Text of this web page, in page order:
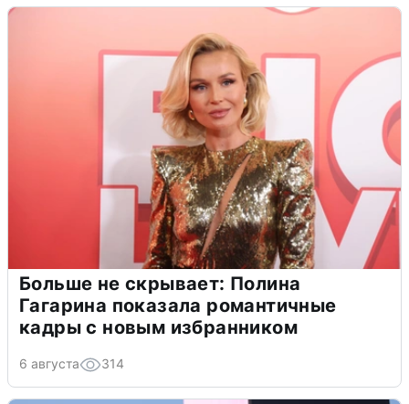
Больше не скрывает: Полина
Гагарина показала романтичные
кадры с новым избранником
6 августа 314